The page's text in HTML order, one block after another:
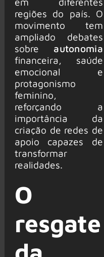
regiões do país. O
movimento tem
ampliado debates
sobre autonomia
financeira, saúde
emocional e
protagonismo
feminino,
reforçando a
importância da
criação de redes de
apoio capazes de
transformar
realidades.
O
resgate